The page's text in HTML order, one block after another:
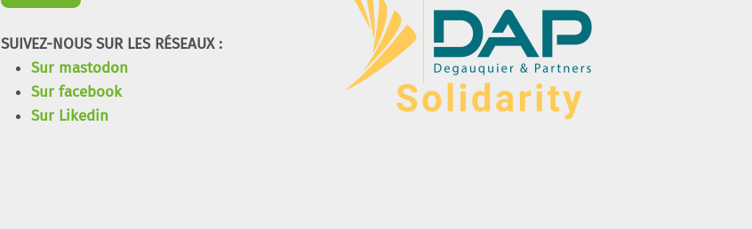
SUIVEZ-NOUS SUR LES RÉSEAUX :
Sur mastodon
Sur facebook
Sur Likedin